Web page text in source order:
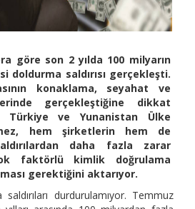
göre son 2 yılda 100 milyarın
doldurma saldırısı gerçekleşti.
konaklama, seyahat ve
gerçekleştiğine dikkat
Türkiye ve Yunanistan Ülke
hem şirketlerin hem de
daha fazla zarar
faktörlü kimlik doğrulama
gerektiğini aktarıyor.
durdurulamıyor. Temmuz